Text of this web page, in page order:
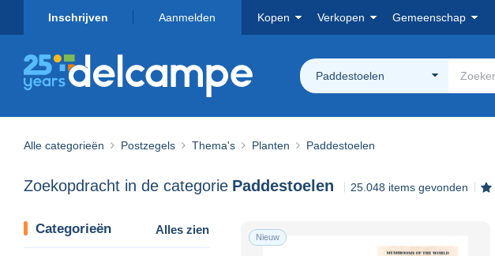
Inschrijven Aanmelden Kopen Verkopen Gemeenschap
Paddestoelen
Alle categorieën Postzegels Thema's Planten Paddestoelen
Zoekopdracht in de categorie Paddestoelen 25.048 items gevonden
Categorieën Alles zien
Nieuw